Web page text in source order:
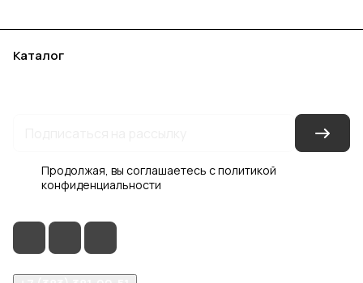
Каталог
Продолжая, вы соглашаетесь сполитикой
конфиденциальности